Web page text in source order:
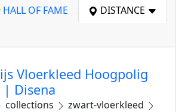
HALL OF FAME
DISTANCE
Vloerkleed Hoogpolig
Disena
collections
zwart-vloerkleed